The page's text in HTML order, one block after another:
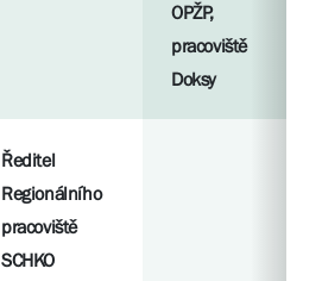
OPŽP,
pracoviště
Doksy
Ředitel
Regionálního
pracoviště
SCHKO